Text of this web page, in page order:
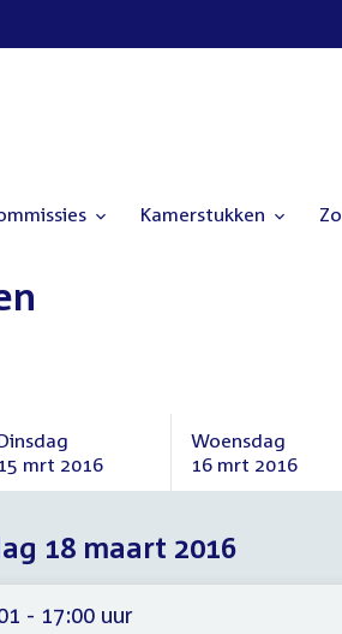
Kamerstukken
15 mrt 2016
Woensdag
16 mrt 2016
Woensdag
maart
2016
18 maart 2016
- 17:00 uur